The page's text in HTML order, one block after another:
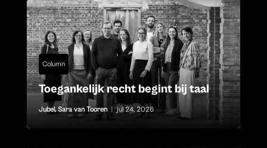
Column
Toegankelijk recht begint bij taal
Jubel,Sara van Tooren | jul 24, 2026